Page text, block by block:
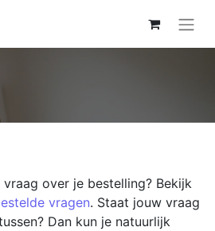
over je bestelling? Bekijk
vragen. Staat jouw vraag
Dan kun je natuurlijk